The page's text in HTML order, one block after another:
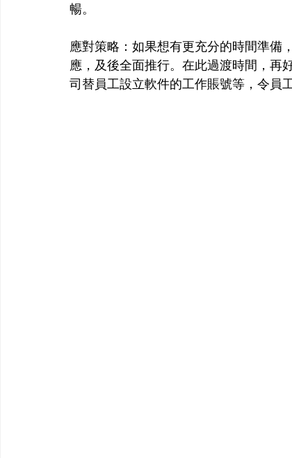
暢。
應對策略：如果想有更充分的時間準備
應，及後全面推行。在此過渡時間，
司替員工設立軟件的工作賬號等，令員